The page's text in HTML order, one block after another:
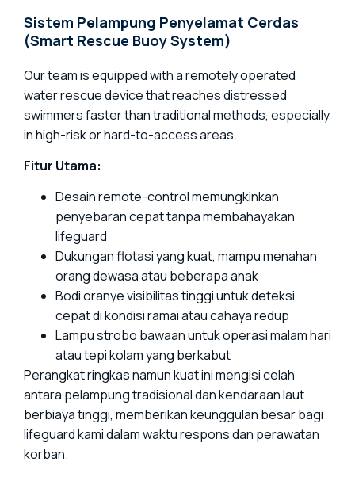
Sistem Pelampung Penyelamat Cerdas
(Smart Rescue Buoy System)
Our team is equipped with a remotely operated
water rescue device that reaches distressed
swimmers faster than traditional methods, especially
in high-risk or hard-to-access areas.
Fitur Utama:
Desain remote-control memungkinkan
penyebaran cepat tanpa membahayakan
lifeguard
Dukungan flotasi yang kuat, mampu menahan
orang dewasa atau beberapa anak
Bodi oranye visibilitas tinggi untuk deteksi
cepat di kondisi ramai atau cahaya redup
Lampu strobo bawaan untuk operasi malam hari
atau tepi kolam yang berkabut
Perangkat ringkas namun kuat ini mengisi celah
antara pelampung tradisional dan kendaraan laut
berbiaya tinggi, memberikan keunggulan besar bagi
lifeguard kami dalam waktu respons dan perawatan
korban.